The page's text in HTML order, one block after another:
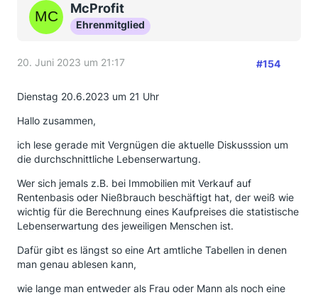
McProfit
Ehrenmitglied
20. Juni 2023 um 21:17 #154
Dienstag 20.6.2023 um 21 Uhr
Hallo zusammen,
ich lese gerade mit Vergnügen die aktuelle Diskusssion um
die durchschnittliche Lebenserwartung.
Wer sich jemals z.B. bei Immobilien mit Verkauf auf
Rentenbasis oder Nießbrauch beschäftigt hat, der weiß wie
wichtig für die Berechnung eines Kaufpreises die statistische
Lebenserwartung des jeweiligen Menschen ist.
Dafür gibt es längst so eine Art amtliche Tabellen in denen
man genau ablesen kann,
wie lange man entweder als Frau oder Mann als noch eine